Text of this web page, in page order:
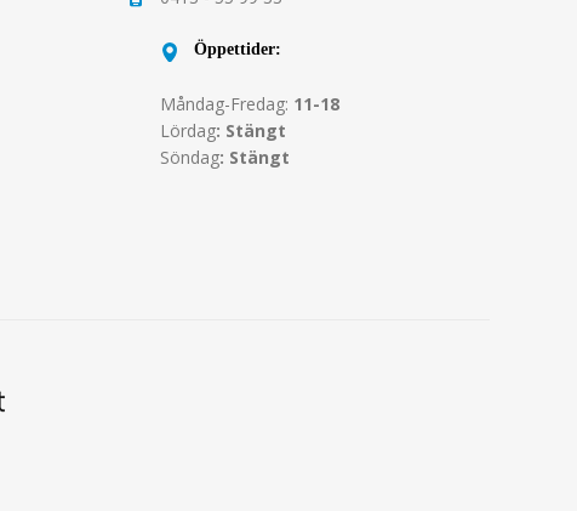
Öppettider:
Måndag-Fredag: 11-18
Lördag: Stängt
Söndag: Stängt